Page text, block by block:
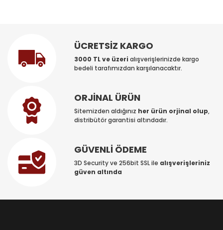
ÜCRETSİZ KARGO
3000 TL ve üzeri alışverişlerinizde kargo
bedeli tarafımızdan karşılanacaktır.
ORJİNAL ÜRÜN
Sitemizden aldığınız her ürün orjinal olup,
distribütör garantisi altındadır.
GÜVENLİ ÖDEME
3D Security ve 256bit SSL ile alışverişleriniz
güven altında